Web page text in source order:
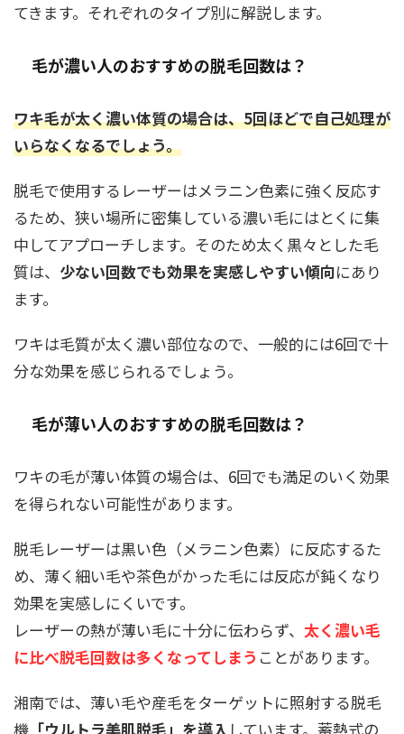
てきます。それぞれのタイプ別に解説します。
毛が濃い人のおすすめの脱毛回数は？
ワキ毛が太く濃い体質の場合は、5回ほどで自己処理が
いらなくなるでしょう。
脱毛で使用するレーザーはメラニン色素に強く反応す
るため、狭い場所に密集している濃い毛にはとくに集
中してアプローチします。そのため太く黒々とした毛
質は、 少ない回数でも効果を実感しやすい傾向にあり
ます。
ワキは毛質が太く濃い部位なので、一般的には6回で十
分な効果を感じられるでしょう。
毛が薄い人のおすすめの脱毛回数は？
ワキの毛が薄い体質の場合は、6回でも満足のいく効果
を得られない可能性があります。
脱毛レーザーは黒い色（メラニン色素）に反応するた
め、薄く細い毛や茶色がかった毛には反応が鈍くなり
効果を実感しにくいです。
レーザーの熱が薄い毛に十分に伝わらず、 太く濃い毛
に比べ脱毛回数は多くなってしまう ことがあります。
湘南では、薄い毛や産毛をターゲットに照射する脱毛
機 「ウルトラ美肌脱毛」を導入しています。蓄熱式の